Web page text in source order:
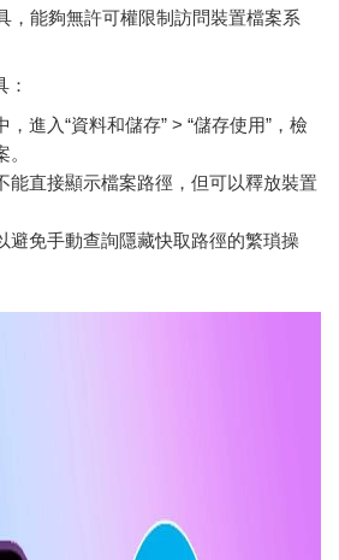
，能夠無許可權限制訪問裝置檔案系
：
，進入“資料和儲存” > “儲存使用”，檢
能直接顯示檔案路徑，但可以釋放裝置
避免手動查詢隱藏快取路徑的繁瑣操